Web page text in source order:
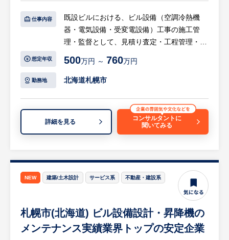
1．初回面談
2．求職者に求人の提案
3．企業に求職者の打診
5．入社までのフォロー
大きく、以下の3つのミッションを担ってい
・プレイヤーとして、拠点内売上実績を生む
・拠点長として採用に関わり、組織拡大
拠点立ち上げを行うので、採用や組織作りな
ど、希少な経験をすることができます。新規
の拠点なので、過去のしがらみがなく、成果
に集中して業務ができる環境です。
仕事内容
既設ビルにおける、ビル設備（空調冷熱機
器・電気設備・受変電設備）工事の施工管
理・監督として、見積り査定・工程管理・コ
だきます。
・コスト管理
お任せして、全体の工程を習得しながらスキ
ルアップいただける環境です。慣れてきた
ら、既設もお任せしながら担当する案件の幅
【企業の魅力】
想定年収 500万円 ～ 760万円
勤務地 北海道札幌市
詳細を見る
コンサルタントに
聞いてみる
NEW 建築/土木設計 サービス系 不動産・建設系
札幌市(北海道) ビル設備設計・昇降機の
メンテナンス実績業界トップの安定企業